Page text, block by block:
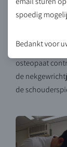
mooi
vanuit de nek
osteopaat
de
de
spoedig
Bedankt voor